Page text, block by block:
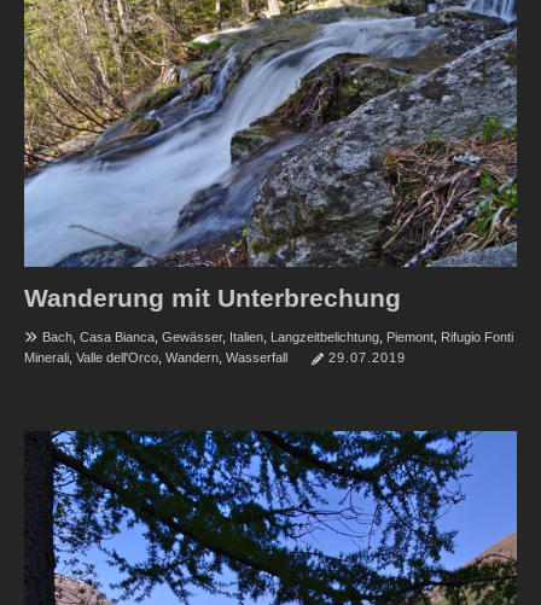
Wanderung mit Unterbrechung
Bach Casa Bianca Gewässer, Italien Langzeitbelichtung Piemont Rifugio Fonti
Minerali Valle dell'Orco Wandern Wasserfall 29.07.2019